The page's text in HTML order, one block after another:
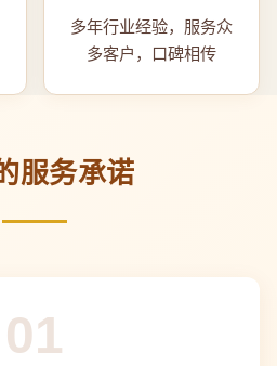
多年行业经验，服务众
多客户，口碑相传
服务承诺
01